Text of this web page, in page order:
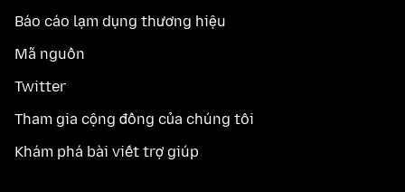
Báo cáo lạm dụng thương hiệu
Mã nguồn
Twitter
Tham gia cộng đồng của chúng tôi
Khám phá bài viết trợ giúp